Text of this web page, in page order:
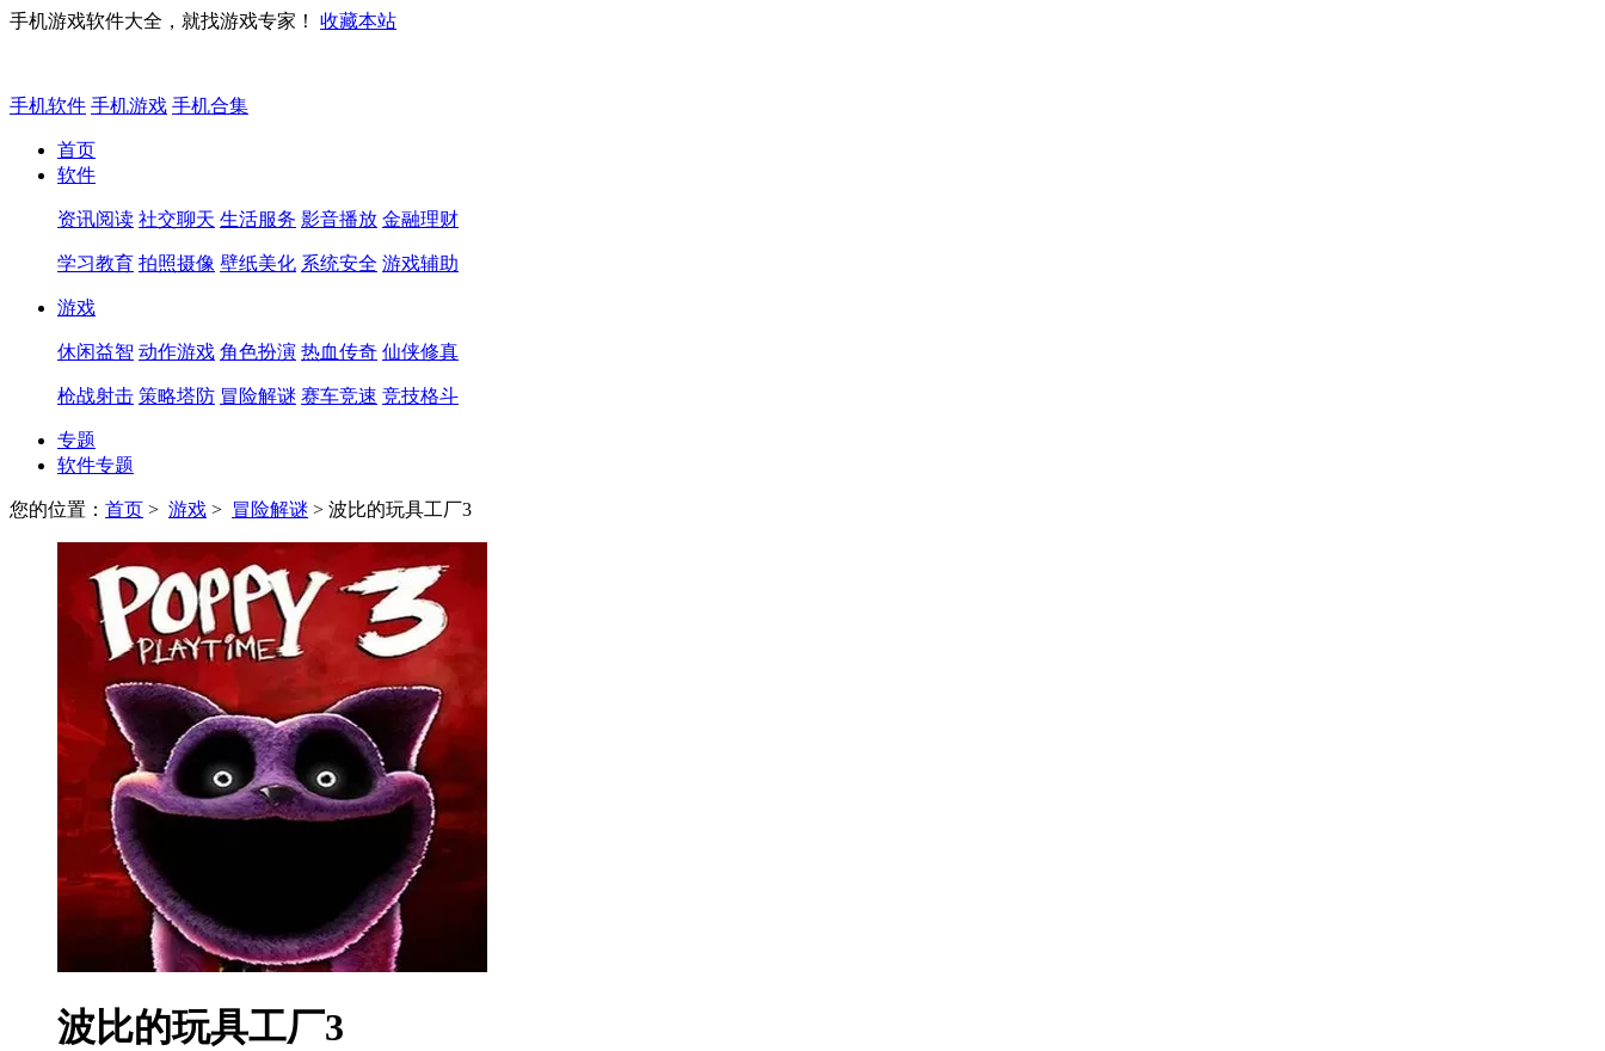
手机游戏软件大全，就找游戏专家！ 收藏本站
手机软件 手机游戏 手机合集
首页
软件
资讯阅读 社交聊天 生活服务 影音播放 金融理财
学习教育 拍照摄像 壁纸美化 系统安全 游戏辅助
游戏
休闲益智 动作游戏 角色扮演 热血传奇 仙侠修真
枪战射击 策略塔防 冒险解谜 赛车竞速 竞技格斗
专题
软件专题
您的位置： 首页 > 游戏 > 冒险解谜 > 波比的玩具工厂3
波比的玩具工厂3